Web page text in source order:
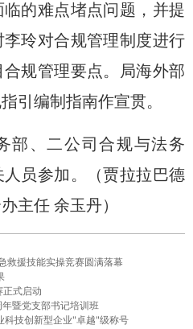
的难点堵点问题，并提
李玲对合规管理制度进行
规管理要点。局海外部
引编制指南作宣贯。
部、二公司合规与法务
员参加。（贾拉拉巴德
主任 余玉丹）
救援技能实操竞赛圆满落幕
正式启动
暨党支部书记培训班
科技创新型企业"卓越"级称号